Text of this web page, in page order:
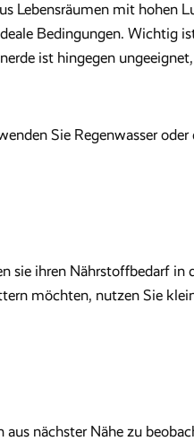
Lebensräumen mit hohen
Bedingungen. Wichtig
ist hingegen
Sie Regenwasser
sie ihren Nährstoffbedarf in
möchten, nutzen Sie
nächster Nähe zu